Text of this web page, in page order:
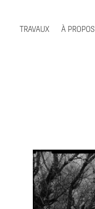
TRAVAUX À PROPOS